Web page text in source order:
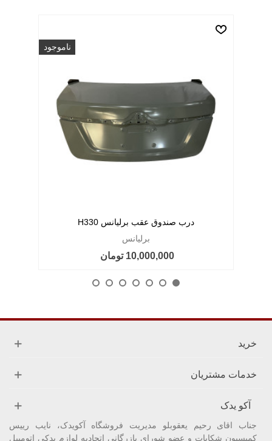
ناموجود
درب صندوق عقب برلیانس H330
برلیانس
10,000,000 تومان
خرید
خدمات مشتریان
آکو یدک
جناب اقای رحیم یعقوبلو مدیریت فروشگاه آکویدک، نایب رییس
کمیسیون شکایات و عضو شورای بازرگانی اتحادیه لوازم یدکی اتومبیل